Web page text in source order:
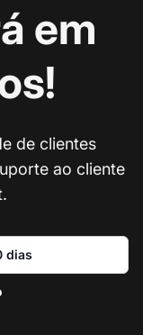
em
de clientes
ao cliente
dias